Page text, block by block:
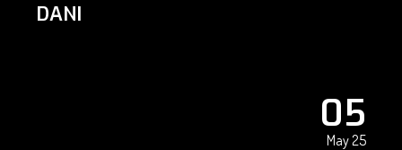
DANI
05
May 25